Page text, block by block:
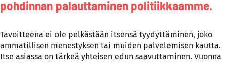
pohdinnan palauttaminen politiikkaamme.
Tavoitteena ei ole pelkästään itsensä tyydyttäminen, joko
ammatillisen menestyksen tai muiden palvelemisen kautta.
Itse asiassa on tärkeä yhteisen edun saavuttaminen. Vuonna